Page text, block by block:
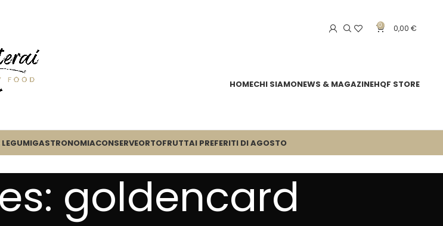
0 0,00€
HOMECHI SIAMONEWS & MAGAZINEHQF STORE
LEGUMIGASTRONOMIACONSERVEORTOFRUTTAI PREFERITI DI AGOSTO
goldencard